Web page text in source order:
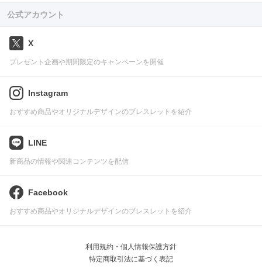
公式アカウント
X
プレゼント企画や期間限定のキャンペーンを開催
Instagram
おすすめ商品やオリジナルデザインのブレスレットを紹介
LINE
新商品の情報や関連コンテンツを配信
Facebook
おすすめ商品やオリジナルデザインのブレスレットを紹介
利用規約・個人情報保護方針
特定商取引法に基づく表記